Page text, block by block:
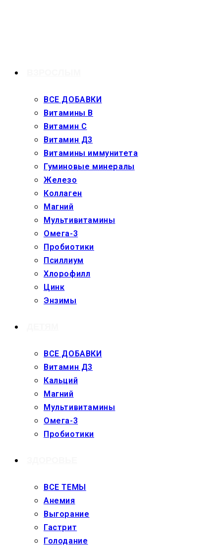
ВСЕ ДОБАВКИ
Витамины В
Витамин С
Витамин Д3
Витамины иммунитета
Гуминовые минералы
Железо
Коллаген
Магний
Мультивитамины
Омега-3
Пробиотики
Псиллиум
Хлорофилл
Цинк
Энзимы
ВСЕ ДОБАВКИ
Витамин Д3
Кальций
Магний
Мультивитамины
Омега-3
Пробиотики
ВСЕ ТЕМЫ
Анемия
Выгорание
Гастрит
Голодание